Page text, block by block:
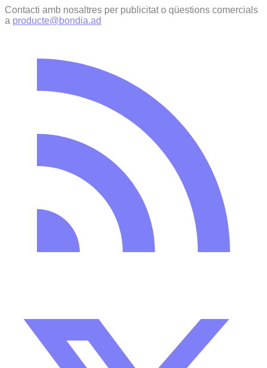
Contacti amb nosaltres per publicitat o qüestions comercials
a producte@bondia.ad